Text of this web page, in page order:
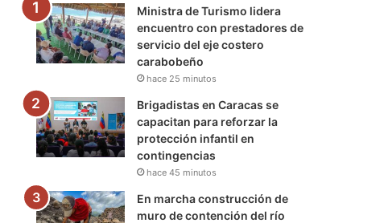
k
a
m
m
Ministra de Turismo lidera
encuentro con prestadores de
servicio del eje costero
carabobeño
hace 25 minutos
Brigadistas en Caracas se
capacitan para reforzar la
protección infantil en
contingencias
hace 45 minutos
En marcha construcción de
muro de contención del río